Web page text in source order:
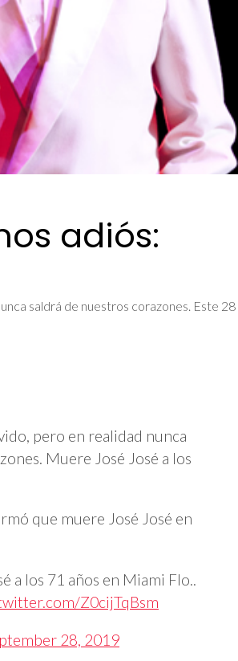
adiós:
saldrá de nuestros corazones. Este 28
pero en realidad nunca
Muere José José a los
que muere José José en
a los 71 años en Miami Flo..
Z0cijTqBsm
28, 2019